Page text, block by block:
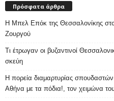
Πρόσφατα άρθρα
Η Μπελ Επόκ της Θεσσαλονίκης
Ζουργού
Τι έτρωγαν οι βυζαντινοί
σκεύη
Η πορεία διαμαρτυρίας σπουδαστών
Αθήνα με τα πόδια!, τον χειμώνα